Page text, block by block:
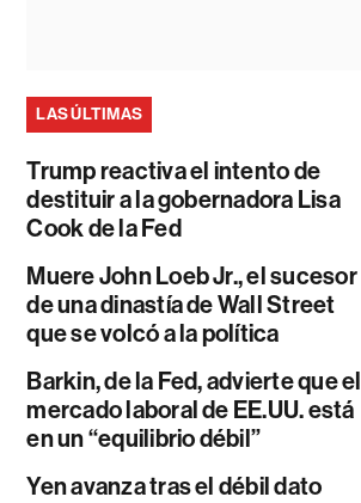
LAS ÚLTIMAS
Trump reactiva el intento de
destituir a la gobernadora Lisa
Cook de la Fed
Muere John Loeb Jr., el sucesor
de una dinastía de Wall Street
que se volcó a la política
Barkin, de la Fed, advierte que el
mercado laboral de EE.UU. está
en un “equilibrio débil”
Yen avanza tras el débil dato